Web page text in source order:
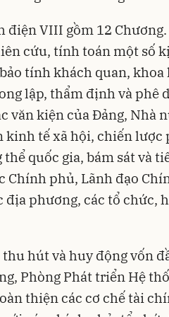
VIII gồm 12 Chương.
cứu, tính toán một số
tính khách quan,
lập, thẩm định và phê
văn kiện của Đảng, Nhà
tế xã hội, chiến lược
quốc gia, bám sát và
Chính phủ, Lãnh đạo
địa phương, các tổ chức,
hút và huy động vốn
Phòng Phát triển Hệ
thiện các cơ chế tài